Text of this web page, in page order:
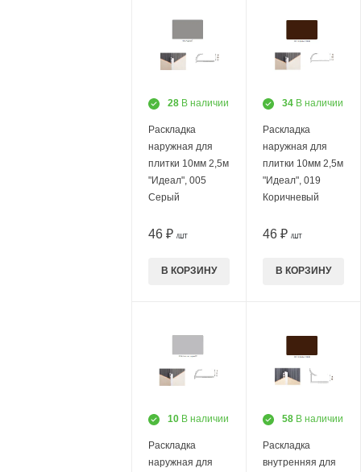
28 В наличии
Раскладка
наружная для
плитки 10мм 2,5м
"Идеал", 005
Серый
46 ₽ /ШТ
В КОРЗИНУ
34 В наличии
Раскладка
наружная для
плитки 10мм 2,5м
"Идеал", 019
Коричневый
46 ₽ /ШТ
В КОРЗИНУ
10 В наличии
Раскладка
наружная для
58 В наличии
Раскладка
внутренняя для